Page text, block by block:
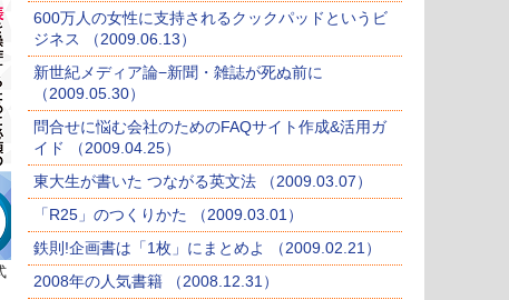
600万人の女性に支持されるクックパッドというビ
ジネス （2009.06.13）
新世紀メディア論−新聞・雑誌が死ぬ前に
（2009.05.30）
問合せに悩む会社のためのFAQサイト作成&活用ガ
イド （2009.04.25）
東大生が書いた つながる英文法 （2009.03.07）
「R25」のつくりかた （2009.03.01）
鉄則!企画書は「1枚」にまとめよ （2009.02.21）
2008年の人気書籍 （2008.12.31）